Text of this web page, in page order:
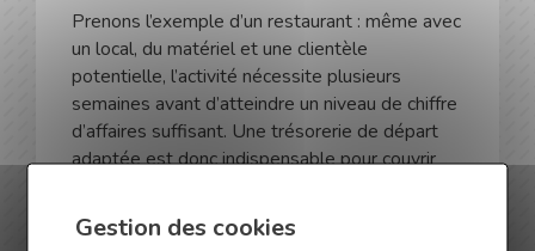
Prenons l’exemple d’un restaurant : même avec
un local, du matériel et une clientèle
potentielle, l’activité nécessite plusieurs
semaines avant d’atteindre un niveau de chiffre
d’affaires suffisant. Une trésorerie de départ
adaptée est donc indispensable pour couvrir
Les banques vérifient également la cohérence
Gestion des cookies